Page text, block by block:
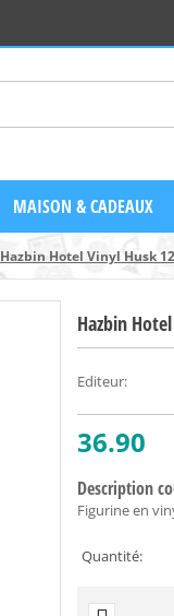
MAISON & CADEAUX
Hazbin Hotel Vinyl Husk
Hazbin
Editeur:
36.90
Description
Figurine en
Quantité: